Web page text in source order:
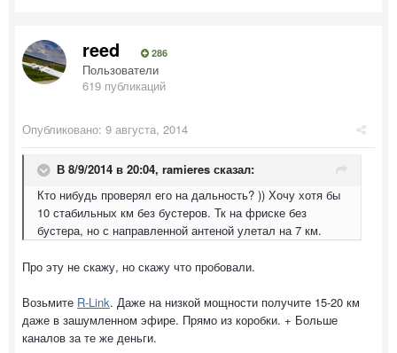
reed 286
Пользователи
619 публикаций
Опубликовано: 9 августа, 2014
В 8/9/2014 в 20:04, ramieres сказал:
Кто нибудь проверял его на дальность? )) Хочу хотя бы
10 стабильных км без бустеров. Тк на фриске без
бустера, но с направленной антеной улетал на 7 км.
Про эту не скажу, но скажу что пробовали.
Возьмите R-Link. Даже на низкой мощности получите 15-20 км
даже в зашумленном эфире. Прямо из коробки. + Больше
каналов за те же деньги.